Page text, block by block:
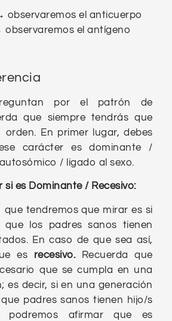
observaremos el anticuerpo
observaremos el antígeno
por el patrón de
que siempre tendrás que
orden. En primer lugar, debes
carácter es dominante /
/ ligado al sexo.
si es Dominante / Recesivo:
que tendremos que mirar es si
que los padres sanos tienen
En caso de que sea así,
es recesivo.Recuerda que
que se cumpla en una
es decir, si en una generación
padres sanos tienen hijo/s
podremos afirmar que es